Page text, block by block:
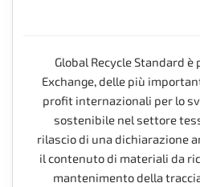
Global Recycle Standard
Exchange, delle più
profit internazionali per lo
sostenibile nel settore
rilascio di una dichiarazione
il contenuto di materiali da
mantenimento della